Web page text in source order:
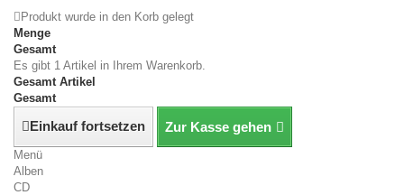
Produkt wurde in den Korb gelegt
Menge
Gesamt
Es gibt 1 Artikel in Ihrem Warenkorb.
Gesamt Artikel
Gesamt
Einkauf fortsetzen Zur Kasse gehen
Menü
Alben
CD